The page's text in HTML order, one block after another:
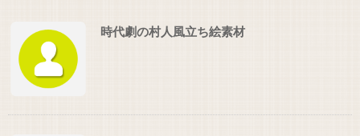
時代劇の村人風立ち絵素材